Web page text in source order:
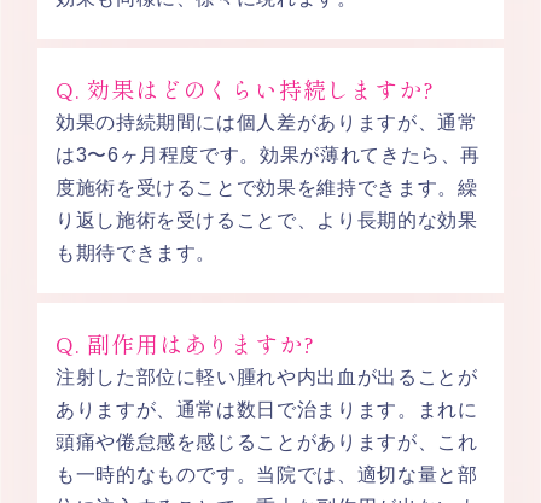
Q. 効果はどのくらい持続しますか?
効果の持続期間には個人差がありますが、通常
は3〜6ヶ月程度です。効果が薄れてきたら、再
度施術を受けることで効果を維持できます。繰
り返し施術を受けることで、より長期的な効果
も期待できます。
Q. 副作用はありますか?
注射した部位に軽い腫れや内出血が出ることが
ありますが、通常は数日で治まります。まれに
頭痛や倦怠感を感じることがありますが、これ
も一時的なものです。当院では、適切な量と部